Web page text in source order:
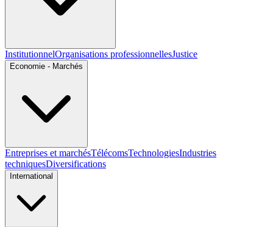
InstitutionnelOrganisations professionnellesJustice
Economie - Marchés
Entreprises et marchésTélécomsTechnologiesIndustries
techniquesDiversifications
International